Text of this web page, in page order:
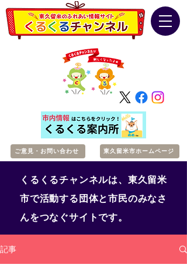
ご意見・お問い合わせ 東久留米市ホームページ
くるくるチャンネルは、東久留米
市で活動する団体と市民のみなさ
んをつなぐサイトです。
記事